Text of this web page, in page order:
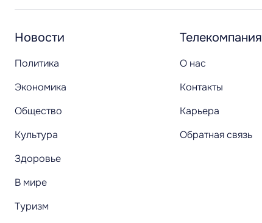
Новости
Политика
Экономика
Общество
Культура
Здоровье
В мире
Туризм
Телекомпания
О нас
Контакты
Карьера
Обратная связь